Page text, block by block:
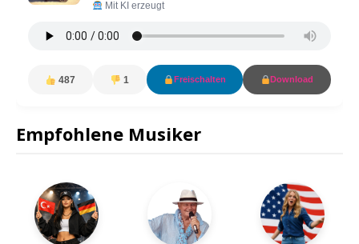
Mit KI erzeugt
487 1 Freischalten Download
Empfohlene Musiker